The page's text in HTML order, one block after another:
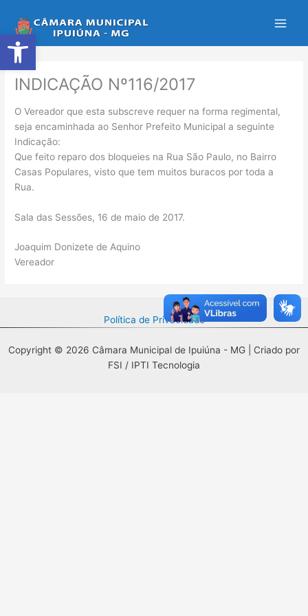
Abrir a barra de ferramentas
para
o
conteúdo
INDICAÇÃO Nº116/2017
O Vereador que esta subscreve requer na forma regimental,
seja encaminhada ao Senhor Prefeito Municipal a seguinte
Indicação:
Que feito reparo dos bloqueies na Rua São Paulo, no Bairro
Casas Populares, visto que tem muitos buracos por toda a
Rua.
Sala das Sessões, 16 de maio de 2017.
Joaquim Donizete de Aquino
Vereador
Política de Privacidade
Copyright © 2026 Câmara Municipal de Ipuiúna - MG | Criado por
FSI / IPTI Tecnologia